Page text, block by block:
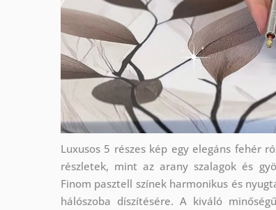
Luxusos 5 részes kép egy elegáns fehér
részletek, mint az arany szalagok és
Finom pasztell színek harmonikus és
hálószoba díszítésére. A kiváló